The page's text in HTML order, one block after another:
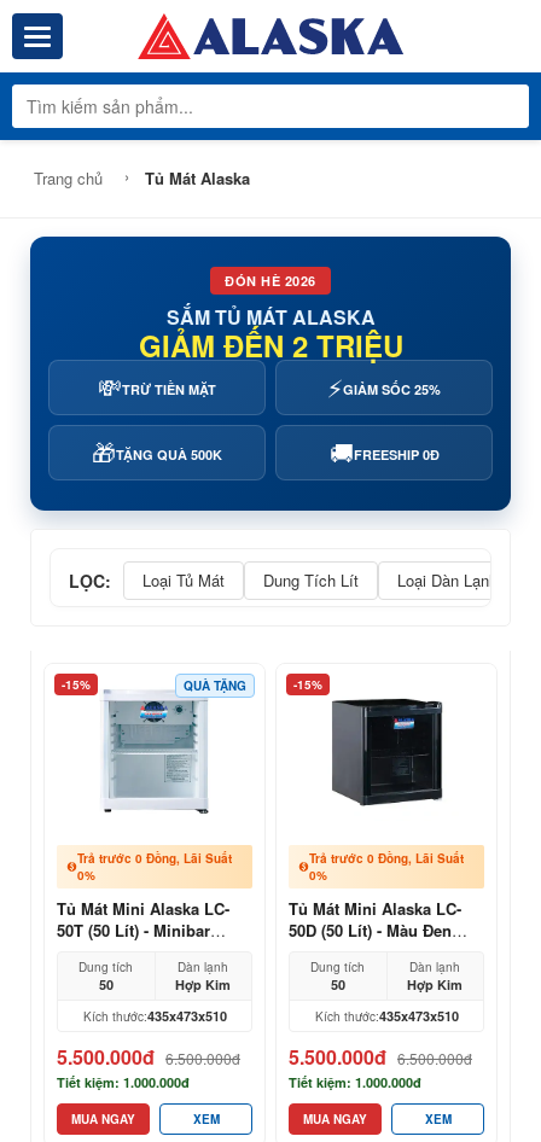
Toggle navigation Tổng Kho
Trang chủ › Tủ Mát Alaska
ĐÓN HÈ 2026
SẮM TỦ MÁT ALASKA
GIẢM ĐẾN 2 TRIỆU
💸TRỪ TIỀN MẶT ⚡GIẢM SỐC 25%
🎁TẶNG QUÀ 500K 🚚FREESHIP 0Đ
LỌC: Loại Tủ Mát Dung Tích Lít Loại Dàn Lạnh
-15% QUÀ TẶNG
Trả trước 0 Đồng, Lãi Suất
0%
Tủ Mát Mini Alaska LC-
50T (50 Lít) - Minibar
Dung tích
50
Dàn lạnh
Hợp Kim
Kích thước:435x473x510
5.500.000đ 6.500.000đ
Tiết kiệm: 1.000.000đ
MUA NGAY XEM
-15%
Trả trước 0 Đồng, Lãi Suất
0%
Tủ Mát Mini Alaska LC-
50D (50 Lít) - Màu Đen
Dung tích
50
Dàn lạnh
Hợp Kim
Kích thước:435x473x510
5.500.000đ 6.500.000đ
Tiết kiệm: 1.000.000đ
MUA NGAY XEM